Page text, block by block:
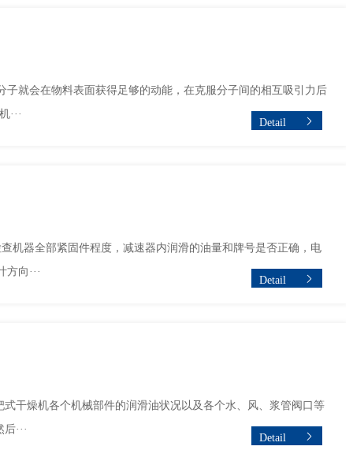
就会在物料表面获得足够的动能，在克服分子间的相互吸引力后
···
Detail
机器全部紧固件程度，减速器内润滑的油量和牌号是否正确，电
向···
Detail
燥机各个机械部件的润滑油状况以及各个水、风、浆管阀口等
···
Detail